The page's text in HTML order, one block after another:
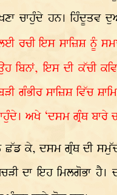
ਚਾਹੁੰਦੇ ਹਨ।
ਲਈ ਰਚੀ ਇਸ ਸਾਜ਼ਿਸ਼ ਨੂੰ
ਇਸ ਦੀ ਕੱਚੀ
ਗੰਭੀਰ ਸਾਜ਼ਿਸ਼ ਵਿੱਚ
ਅਖੇ ‘ਦਸਮ ਗ੍ਰੰਥ ਬਾਰੇ
ਕੇ, ਦਸਮ ਗ੍ਰੰਥ ਦੀ
ਦਾ ਇਹ ਮਿਲਗੋਭਾ ਹੈ।